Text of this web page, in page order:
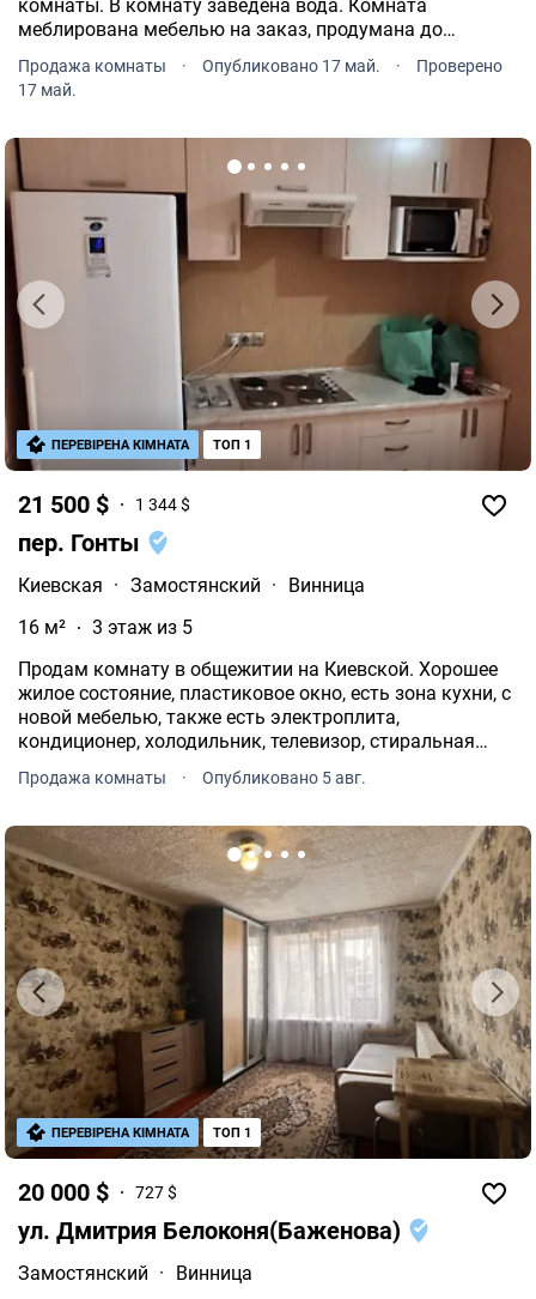
комнаты. В комнату заведена вода. Комната
меблирована мебелью на заказ, продумана до
сантиметра. Новая стиральная машина, холодильник.
Ключи на руках. Приглашаем на просмотр.
Продажа комнаты · Опубликовано 17 май. ·
Проверено
17 май.
21 500 $ 1 344 $
пер. Гонты
Киевская · Замостянский ·
Винница
16 м²
3 этаж из 5
Продам комнату в общежитии на Киевской. Хорошее
жилое состояние, пластиковое окно, есть зона кухни, с
новой мебелью, также есть электроплита,
кондиционер, холодильник, телевизор, стиральная
машина, полностью заменена медная проводка. Цена
21500$.
Продажа комнаты · Опубликовано 5 авг.
ПЕРЕВІРЕНА КІМНАТА ТОП 1
20 000 $ 727 $
ул. Дмитрия Белоконя(Баженова)
Замостянский · Винница
ПЕРЕВІРЕНА КІМНАТА ТОП 1